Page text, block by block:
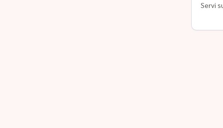
Servi